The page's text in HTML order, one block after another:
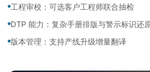
工程审校：可选客户工程师联合抽检
DTP 能力：复杂手册排版与警示标识还
版本管理：支持产线升级增量翻译